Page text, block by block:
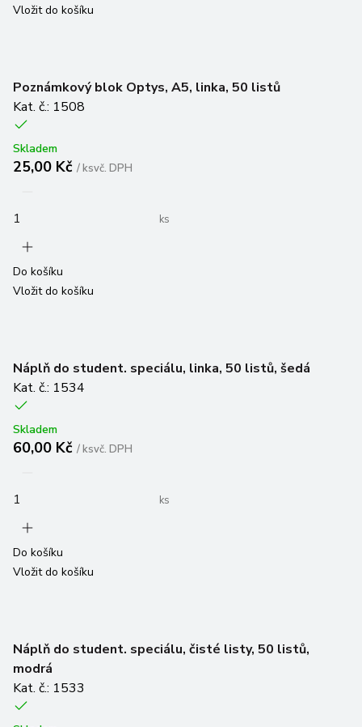
Vložit do košíku
Poznámkový blok Optys, A5, linka, 50 listů
Kat. č.: 1508
Skladem
25,00 Kč /ksvč. DPH
ks
Do košíku
Vložit do košíku
Náplň do student. speciálu, linka, 50 listů, šedá
Kat. č.: 1534
Skladem
60,00 Kč /ksvč. DPH
ks
Do košíku
Vložit do košíku
Náplň do student. speciálu, čisté listy, 50 listů,
modrá
Kat. č.: 1533